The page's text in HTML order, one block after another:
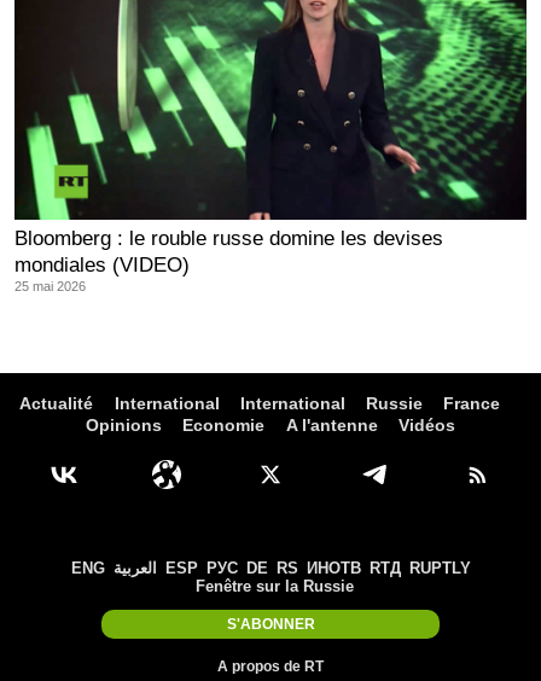
Bloomberg : le rouble russe domine les devises
mondiales (VIDEO)
25 mai 2026
Actualité International International Russie
France
Opinions
Economie A l'antenne Vidéos
ENG العربية ESP РУС DE RS ИНОТВ RTД
RUPTLY
Fenêtre sur la Russie
S'ABONNER
A propos de RT